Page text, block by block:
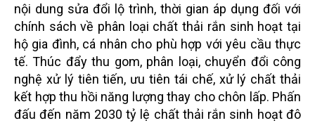
nội dung sửa đổi lộ trình, thời gian áp dụng đối với
chính sách về phân loại chất thải rắn sinh hoạt tại
hộ gia đình, cá nhân cho phù hợp với yêu cầu thực
tế. Thúc đẩy thu gom, phân loại, chuyển đổi công
nghệ xử lý tiên tiến, ưu tiên tái chế, xử lý chất thải
kết hợp thu hồi năng lượng thay cho chôn lấp. Phấn
đấu đến năm 2030 tỷ lệ chất thải rắn sinh hoạt đô